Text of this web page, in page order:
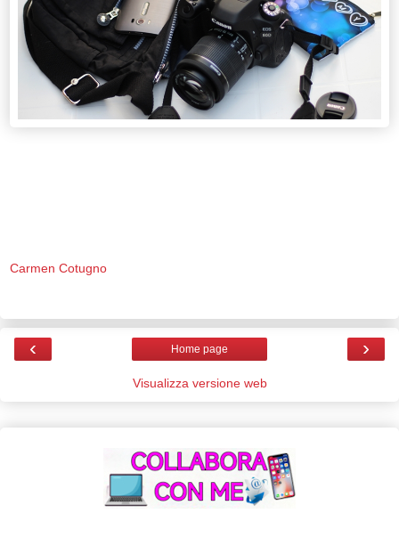
Carmen Cotugno
‹ ›
Home page
Visualizza versione web